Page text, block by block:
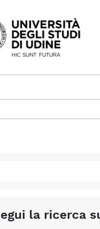
al contenuto
la ricerca